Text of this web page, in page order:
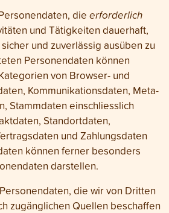
die erforderlich
und Tätig­keiten dauerhaft,
und zuverlässig ausüben zu
Personen­daten können
von Browser- und
Kommuni­kations­daten, Meta­
Stamm­daten einschliesslich
Standort­daten,
und Zahlungs­daten
können ferner besonders
darstellen.
die wir von Dritten
zugäng­lichen Quellen beschaffen